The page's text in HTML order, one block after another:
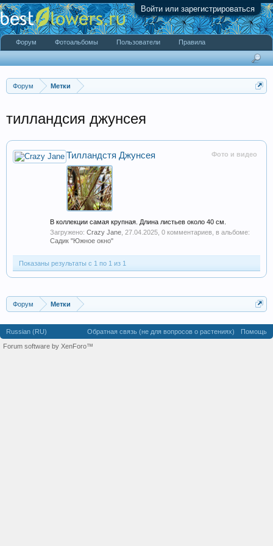
Войти или зарегистрироваться
Форум Метки
тилландсия джунсея
Фото и видео
Тилландстя Джунсея
В коллекции самая крупная. Длина листьев около 40 см.
Загружено: Crazy Jane 27.04.2025 , 0 комментариев, в альбоме:
Садик "Южное окно"
Показаны результаты с 1 по 1 из 1
Форум Метки
Форум Фотоальбомы Пользователи Правила
Russian (RU) Обратная связь (не для вопросов о растениях)
Помощь
Forum software by XenForo™